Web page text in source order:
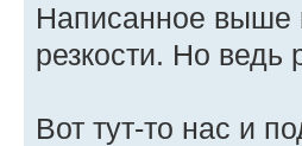
Написанное выше
резкости. Но ведь
Вот тут-то нас и